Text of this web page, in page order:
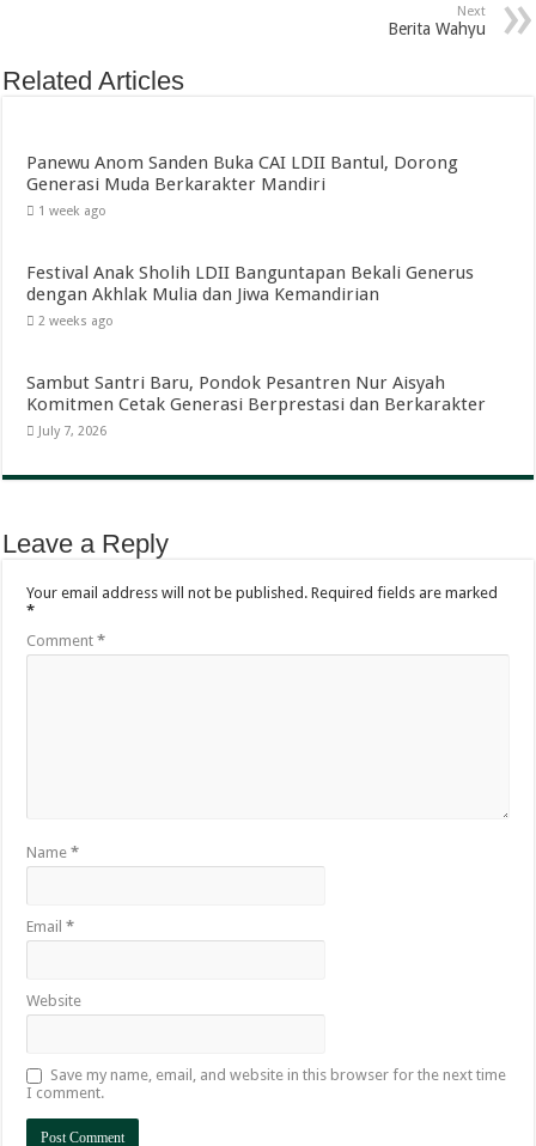
Next
Berita Wahyu
Related Articles
Panewu Anom Sanden Buka CAI LDII Bantul, Dorong
Generasi Muda Berkarakter Mandiri
1 week ago
Festival Anak Sholih LDII Banguntapan Bekali Generus
dengan Akhlak Mulia dan Jiwa Kemandirian
2 weeks ago
Sambut Santri Baru, Pondok Pesantren Nur Aisyah
Komitmen Cetak Generasi Berprestasi dan Berkarakter
July 7, 2026
Leave a Reply
Your email address will not be published. Required fields are marked
*
Comment*
Name*
Email*
Website
Save my name, email, and website in this browser for the next time
I comment.